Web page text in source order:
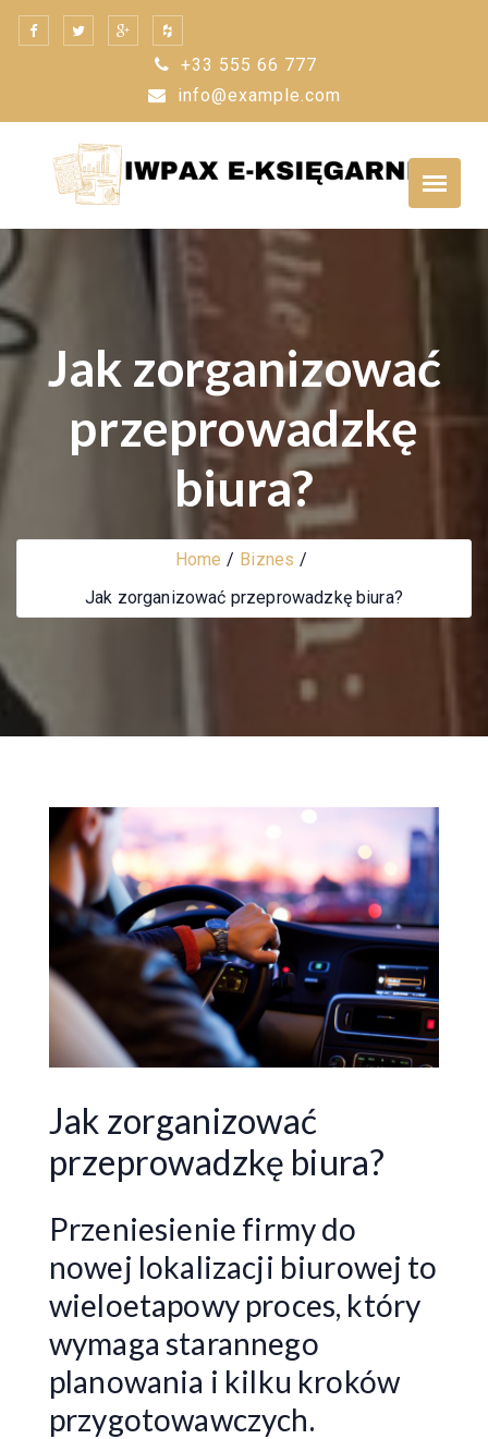
Skip
+33 555 66 777
info@example.com
Jak zorganizować
przeprowadzkę
biura?
Home
Biznes
Jak zorganizować przeprowadzkę biura?
Jak zorganizować
przeprowadzkę biura?
Przeniesienie firmy do
nowej lokalizacji biurowej to
wieloetapowy proces, który
wymaga starannego
planowania i kilku kroków
przygotowawczych.